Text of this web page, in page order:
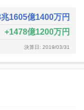
1605億1400万円
1478億1200万円
決算日: 2019/03/31